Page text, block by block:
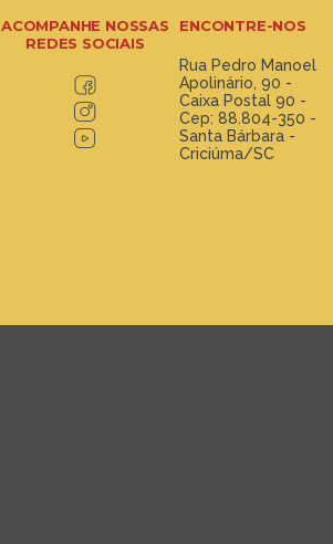
ACOMPANHE NOSSAS
REDES SOCIAIS
ENCONTRE-NOS
Rua Pedro Manoel
Apolinário, 90 -
Caixa Postal 90 -
Cep: 88.804-350 -
Santa Bárbara -
Criciúma/SC